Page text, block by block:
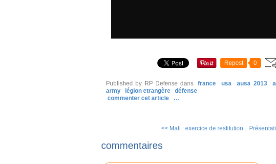
Repost 0
Published by RP Defense dans france usa ausa 2013
army
légion etrangère
défense
commenter cet article
…
<< Mali : exercice de restitution...
commentaires